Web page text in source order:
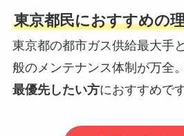
東京都民におすすめの
東京都の都市ガス供給最大手
般のメンテナンス体制が万全。
最優先したい方におすすめです